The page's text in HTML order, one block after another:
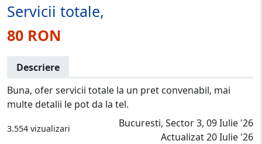
Servicii totale,
80 RON
Descriere
Buna, ofer servicii totale la un pret convenabil, mai
multe detalii le pot da la tel.
3.554 vizualizari
Bucuresti, Sector 3, 09 Iulie '26
Actualizat 20 Iulie '26